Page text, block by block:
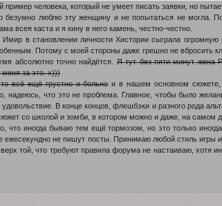
пример человека, который не умеет писать заявки, но
безумно люблю эту женщину и не попытаться не могла.
всея каста и я кину в него камень, честно-честно.
в становлении личности Хистории сыграла
Потому с моей стороны даже грешно не вбросить
абсолютно точно найдётся.Я тут без пяти минут жена
меня за это. х)))
всё ещё грустно и больнои в нашем основном сюжете,
надеюсь, что это не проблема. Главное, чтобы было
В конце концов, флешбэки и разного рода
со школой и зомби, в котором можно и даже, на самом
что иногда бываю тем ещё тормозом, но это только
ежесекундно не пишут посты. Принимаю любой стиль игры
той, что требуют правила форума не настаиваю, хотя